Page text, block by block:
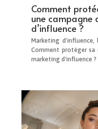
Comment
une campagne
d’influence ?
Marketing
Comment protéger sa
marketing d'influence ?